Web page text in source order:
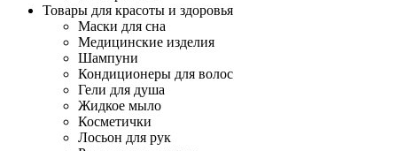
Товары для красоты и здоровья
Маски для сна
Медицинские изделия
Шампуни
Кондиционеры для волос
Гели для душа
Жидкое мыло
Косметички
Лосьон для рук